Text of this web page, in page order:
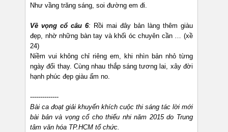
Như vầng trăng sáng, soi đường em đi.
Về vọng cổ câu 6: Rồi mai đây bản làng thêm giàu
đẹp, nhờ những bàn tay và khối óc chuyên cần … (xề
24)
Niềm vui không chỉ riêng em, khi nhìn bản nhỏ từng
ngày đổi thay. Cùng nhau thắp sáng tương lai, xây đời
hạnh phúc đẹp giàu ấm no.
--------------
Bài ca đoạt giải khuyến khích cuộc thi sáng tác lời mới
bài bản và vọng cổ cho thiếu nhi năm 2015 do Trung
tâm văn hóa TP.HCM tổ chức.